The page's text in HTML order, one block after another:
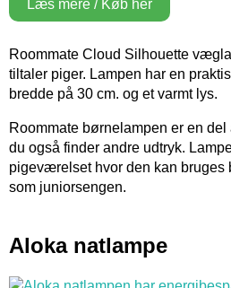
Læs mere / Køb her
Roommate Cloud Silhouette
tiltaler piger. Lampen har en
bredde på 30 cm. og et varmt lys.
Roommate børnelampen er en
du også finder andre udtryk.
pigeværelset hvor den kan bruges
som juniorsengen.
Aloka natlampe